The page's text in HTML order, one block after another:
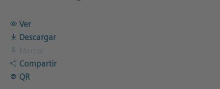
Ver
Descargar
Compartir
QR